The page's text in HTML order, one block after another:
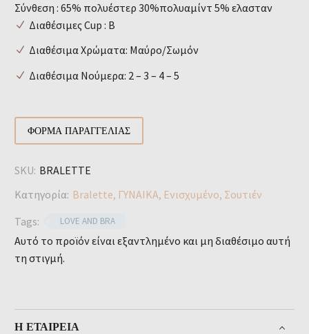
Σύνθεση : 65% πολυέστερ 30%πολυαμίντ 5% ελασταν
Διαθέσιμες Cup : B
Διαθέσιμα Χρώματα: Μαύρο/Σωμόν
Διαθέσιμα Νούμερα: 2 – 3 – 4 – 5
ΦΌΡΜΑ ΠΑΡΑΓΓΕΛΊΑΣ
SKU: BRALETTE
Κατηγορία: Bralette, ΓΥΝΑΙΚΑ, Ενισχυμένο, Σουτιέν
Tags:
LOVE AND BRA
Αυτό το προϊόν είναι εξαντλημένο και μη διαθέσιμο αυτή
τη στιγμή.
Η ΕΤΑΙΡΕΊΑ